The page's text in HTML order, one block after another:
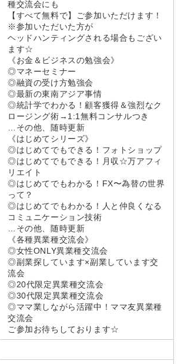
種交流会にも
【すべて無料で】ご参加いただけます！
※参加いただいた方が
ヘッドハンティングされる場合もござい
ます☆
《お金＆ビジネスの勉強会》
◎マネーセミナー
◎融資の受け方勉強会
◎最新の東南アジア事情
◎統計学でわかる！顧客獲得＆強烈なク
ロージング術→1:1無料コンサルつき
…その他、随時更新
《はじめてシリーズ》
◎はじめてでもできる！フォトショップ
◎はじめてでもできる！月収☆万アフィ
リエイト
◎はじめてでもわかる！FX〜為替の世界
って？
◎はじめてでもわかる！人と仲良くなる
コミュニケーション技術
…その他、随時更新
《各種異業種交流会》
◎女性ONLY異業種交流会
◎副業探しています×副業しています交
流会
◎20代限定異業種交流会
◎30代限定異業種交流会
◎ママ業しながら活躍中！ママ友異業種
交流会
ご参加お待ちしております☆